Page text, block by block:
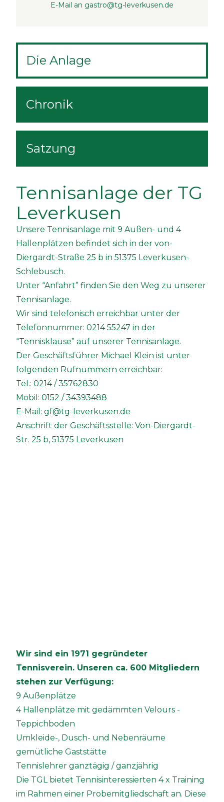
E-Mail an gastro@tg-leverkusen.de
Die Anlage
Chronik
Satzung
Tennisanlage der TG
Leverkusen
Unsere Tennisanlage mit 9 Außen- und 4
Hallenplätzen befindet sich in der von-
Diergardt-Straße 25 b in 51375 Leverkusen-
Schlebusch.
Unter “Anfahrt” finden Sie den Weg zu unserer
Tennisanlage.
Wir sind telefonisch erreichbar unter der
Telefonnummer: 0214 55247 in der
“Tennisklause” auf unserer Tennisanlage.
Der Geschäftsführer Michael Klein ist unter
folgenden Rufnummern erreichbar:
Tel.: 0214 / 35762830
Mobil: 0152 / 34393488
E-Mail: gf@tg-leverkusen.de
Anschrift der Geschäftsstelle: Von-Diergardt-
Str. 25 b, 51375 Leverkusen
Wir sind ein 1971 gegründeter
Tennisverein. Unseren ca. 600 Mitgliedern
stehen zur Verfügung:
9 Außenplätze
4 Hallenplätze mit gedämmten Velours -
Teppichboden
Umkleide-, Dusch- und Nebenräume
gemütliche Gaststätte
Tennislehrer ganztägig / ganzjährig
Die TGL bietet Tennisinteressierten 4 x Training
im Rahmen einer Probemitgliedschaft an. Diese